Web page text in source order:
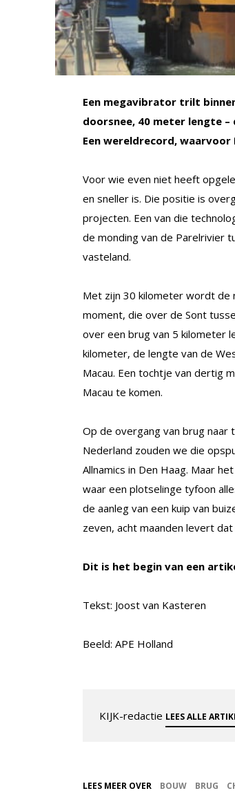
Een megavibrator trilt
doorsnee, 40 meter lengte
Een wereldrecord, waarvoor
Voor wie even niet heeft
en sneller is. Die positie is
projecten. Een van die
de monding van de Parelrivier
vasteland.
Met zijn 30 kilometer wordt de
moment, die over de Sont
over een brug van 5 kilometer
kilometer, de lengte van de
Macau. Een tochtje van dertig
Macau te komen.
Op de overgang van brug naar
Nederland zouden we die
Allnamics in Den Haag. Maar
waar een plotselinge tyfoon
de aanleg van een kuip van
zeven, acht maanden levert
Dit is het begin van een
Tekst: Joost van Kasteren
Beeld: APE Holland
KIJK-redactie LEES ALLE
LEES MEER OVER BOUW BRUG